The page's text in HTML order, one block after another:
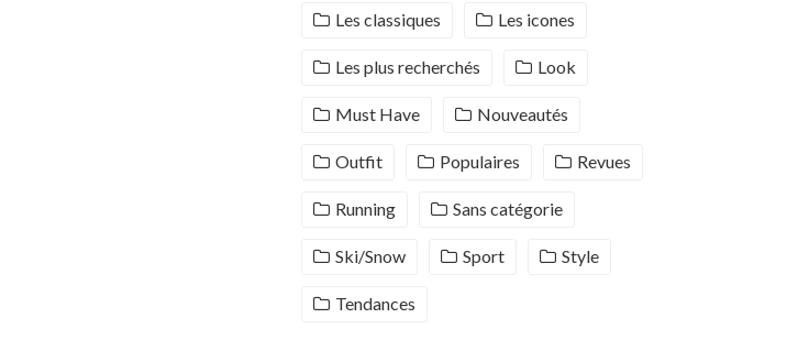
Les classiques Les icones
Les plus recherchés Look
Must Have Nouveautés
Outfit Populaires Revues
Running Sans catégorie
Ski/Snow Sport Style
Tendances